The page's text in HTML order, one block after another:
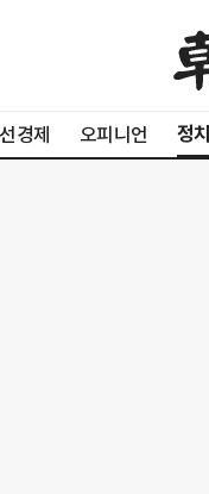
경제 오피니언 정치